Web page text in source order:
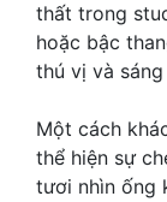
thất trong
hoặc bậc
thú vị và
Một cách
thể hiện sự
tươi nhìn ống